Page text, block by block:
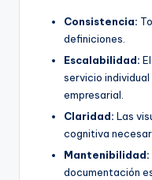
Consistencia:
definiciones.
Escalabilidad:
servicio
empresarial.
Claridad: Las
cognitiva
Mantenibilidad:
documentación